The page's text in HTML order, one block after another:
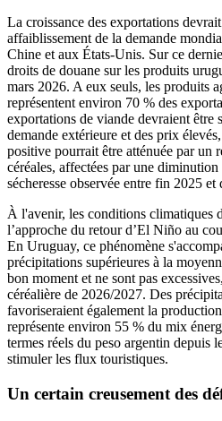
La croissance des exportations
affaiblissement de la demande
Chine et aux États-Unis. Sur ce
droits de douane sur les produits
mars 2026. A eux seuls, les produits
représentent environ 70 % des
exportations de viande devraient être
demande extérieure et des prix
positive pourrait être atténuée par un
céréales, affectées par une diminution
sécheresse observée entre fin 2025 et
À l'avenir, les conditions climatiques
l’approche du retour d’El Niño au
En Uruguay, ce phénomène
précipitations supérieures à la
bon moment et ne sont pas
céréalière de 2026/2027. Des
favoriseraient également la
représente environ 55 % du mix
termes réels du peso argentin depuis
stimuler les flux touristiques.
Un certain creusement des